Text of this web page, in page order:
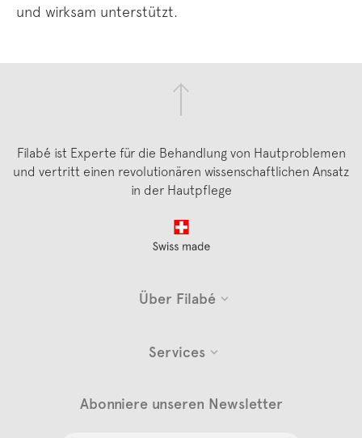
und wirksam unterstützt.
Filabé ist Experte für die Behandlung von Hautproblemen
und vertritt einen revolutionären wissenschaftlichen Ansatz
in der Hautpflege
Services
Über Filabé
Abonniere unseren Newsletter